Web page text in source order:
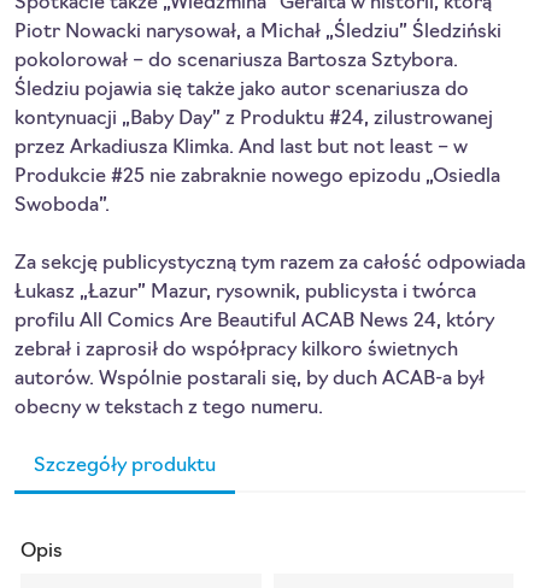
Piotr Nowacki narysował, a Michał „Śledziu” Śledziński
pokolorował – do scenariusza Bartosza Sztybora.
Śledziu pojawia się także jako autor scenariusza do
kontynuacji „Baby Day” z Produktu #24, zilustrowanej
przez Arkadiusza Klimka. And last but not least – w
Produkcie #25 nie zabraknie nowego epizodu „Osiedla
Swoboda”.
Za sekcję publicystyczną tym razem za całość odpowiada
Łukasz „Łazur” Mazur, rysownik, publicysta i twórca
profilu All Comics Are Beautiful ACAB News 24, który
zebrał i zaprosił do współpracy kilkoro świetnych
autorów. Wspólnie postarali się, by duch ACAB-a był
obecny w tekstach z tego numeru.
Szczegóły produktu
Opis